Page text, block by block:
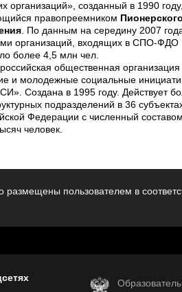
организаций», созданный в 1990 году,
правопреемником Пионерского
. По данным на середину 2007
организаций, входящих в СПО-ФДО
более 4,5 млн чел.
общественная организация
и молодежные социальные
Создана в 1995 году. Действует
подразделений в 36
Федерации с численный
человек.
пользователем в